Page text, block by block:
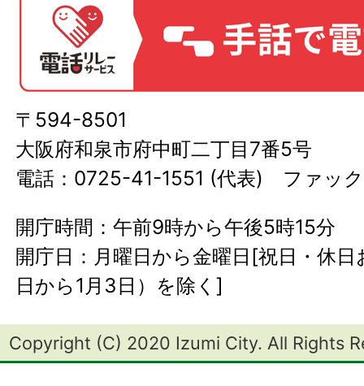
〒594-8501
大阪府和泉市府中町二丁目7番5号
電話：0725-41-1551 (代表) ファッ
開庁時間：午前9時から午後5時15分
開庁日：月曜日から金曜日[祝日・休
日から1月3日）を除く]
Copyright (C) 2020 Izumi City. All Rights